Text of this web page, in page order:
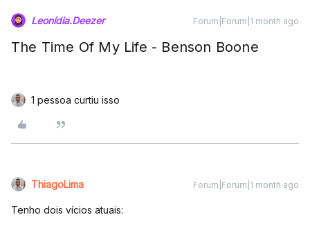
Leonídia.Deezer Forum|Forum|1 month ago
The Time Of My Life - Benson Boone
1 pessoa curtiu isso
ThiagoLima Forum|Forum|1 month ago
Tenho dois vícios atuais: